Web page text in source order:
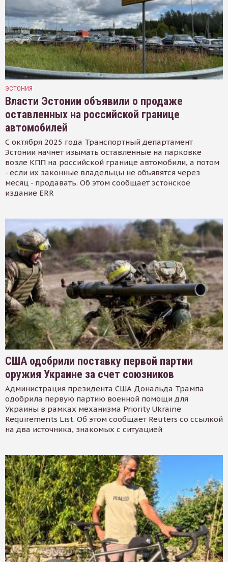
ЭСТОНИЯ
Власти Эстонии объявили о продаже
оставленных на российской границе
автомобилей
С октября 2025 года Транспортный департамент
Эстонии начнет изымать оставленные на парковке
возле КПП на российской границе автомобили, а потом
- если их законные владельцы не объявятся через
месяц - продавать. Об этом сообщает эстонское
издание ERR
США одобрили поставку первой партии
оружия Украине за счет союзников
Администрация президента США Дональда Трампа
одобрила первую партию военной помощи для
Украины в рамках механизма Priority Ukraine
Requirements List. Об этом сообщает Reuters со ссылкой
на два источника, знакомых с ситуацией